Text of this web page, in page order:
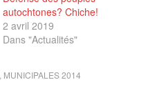
autochtones? Chiche!
2 avril 2019
Dans "Actualités"
MUNICIPALES 2014